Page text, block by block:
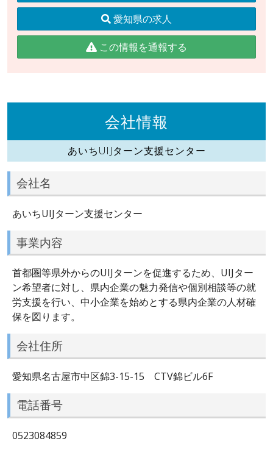
愛知県の求人
この情報を通報する
会社情報
あいちUIJターン支援センター
会社名
あいちUIJターン支援センター
事業内容
首都圏等県外からのUIJターンを促進するため、UIJター
ン希望者に対し、県内企業の魅力発信や個別相談等の就
労支援を行い、中小企業を始めとする県内企業の人材確
保を図ります。
会社住所
愛知県名古屋市中区錦3-15-15 CTV錦ビル6F
電話番号
0523084859